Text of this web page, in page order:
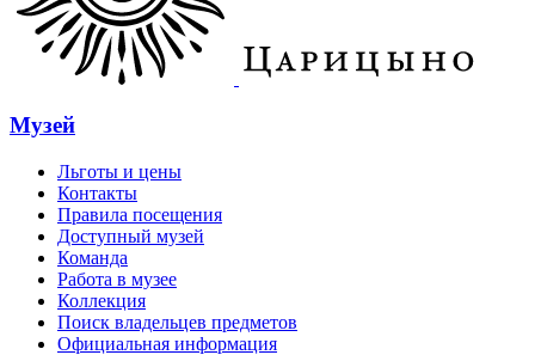
Музей
Льготы и цены
Контакты
Правила посещения
Доступный музей
Команда
Работа в музее
Коллекция
Поиск владельцев предметов
Официальная информация